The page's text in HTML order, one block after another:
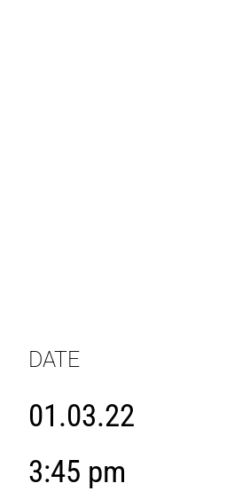
DATE
01.03.22
3:45 pm